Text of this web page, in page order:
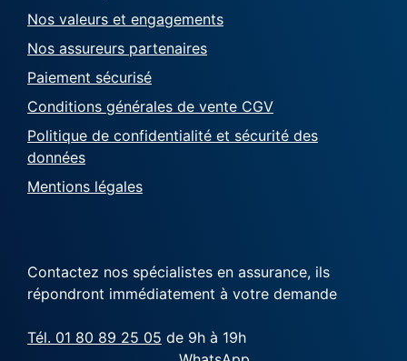
Nos valeurs et engagements
Nos assureurs partenaires
Paiement sécurisé
Conditions générales de vente CGV
Politique de confidentialité et sécurité des
données
Mentions légales
Contactez nos spécialistes en assurance, ils
répondront immédiatement à votre demande
Tél. 01 80 89 25 05 de 9h à 19h